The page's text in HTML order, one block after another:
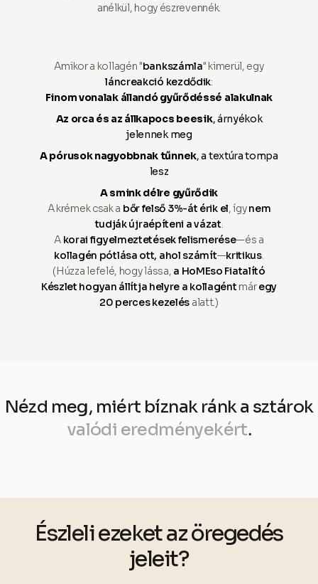
anélkül, hogy észrevennék.
Amikor a kollagén "bankszámla" kimerül, egy
láncreakció kezdődik:
Finom vonalak állandó gyűrődéssé alakulnak
Az orca és az állkapocs beesik, árnyékok
jelennek meg
A pórusok nagyobbnak tűnnek, a textúra tompa
lesz
A smink délre gyűrődik
A krémek csak a bőr felső 3%-át érik el, ígynem
tudják újraépíteni a vázat.
A korai figyelmeztetések felismerése—és a
kollagén pótlása ott, ahol számít—kritikus.
(Húzza lefelé, hogy lássa, a HoMEso Fiatalító
Készlet hogyan állítja helyre a kollagént máregy
20 perces kezelés alatt.)
Nézd meg, miért bíznak ránk a sztárok
valódi eredményekért.
Észleli ezeket azöregedés
jeleit?